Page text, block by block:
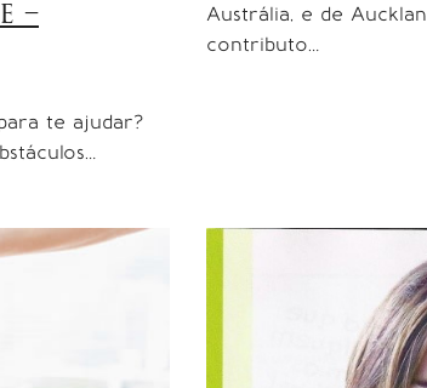
–
te ajudar?
Austrália, e de
contributo…